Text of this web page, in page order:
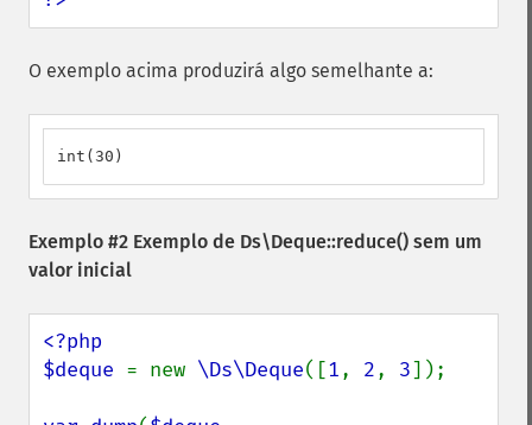
O exemplo acima produzirá algo semelhante a:
int(30)
Exemplo #2 Exemplo de Ds\Deque::reduce() sem um
valor inicial
<?php
$deque = new \Ds\Deque([1, 2, 3]);